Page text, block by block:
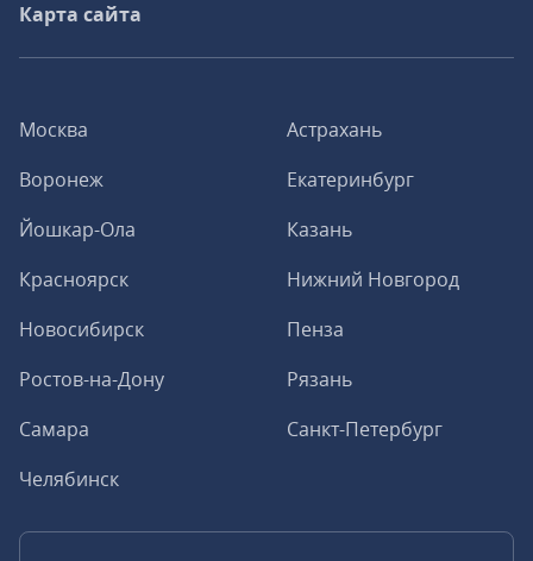
Москва
Астрахань
Воронеж
Екатеринбург
Йошкар-Ола
Казань
Красноярск
Нижний Новгород
Новосибирск
Пенза
Ростов-на-Дону
Рязань
Самара
Санкт-Петербург
Челябинск
Карта сайта